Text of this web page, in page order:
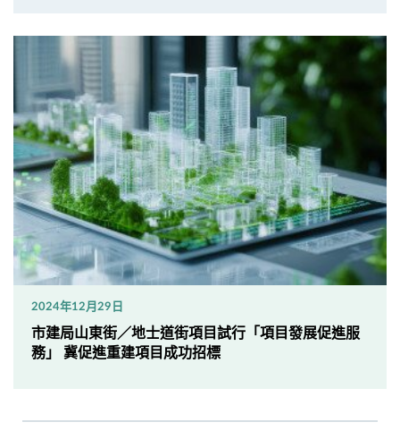
2024年12月29日
市建局山東街／地士道街項目試行「項目發展促進服
務」 冀促進重建項目成功招標